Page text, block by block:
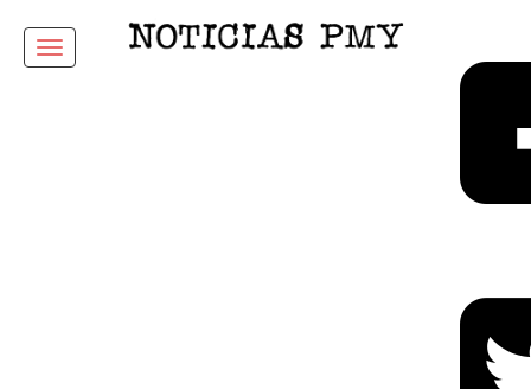
Menu